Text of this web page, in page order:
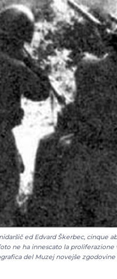
ed Edvard Škerbec, cinque
ne ha innescato la proliferazione
del Muzej novejše